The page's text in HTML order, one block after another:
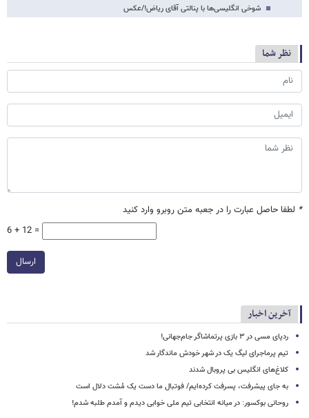
شوخی انگلیسی‌ها با پنالتی آقای ریاض!/عکس
نظر شما
* لطفا حاصل عبارت را در جعبه متن روبرو وارد کنید
6 + 12 =
ارسال
آخرین اخبار
ردپای مسی در ۳ بازی پرتماشاگر جام‌جهانی!
تیم پرماجرای لیگ یک در شهر خودش ماندگار شد
کلاغ‌های انگلیس بی پروبال شدند
به جای پیشرفت، پسرفت کرده‌ایم/ فوتبال ما دست یک مُشت دلال است
روحانی بوکسور: در میانه انتخابی تیم ملی خوابی دیدم و آمدم طلبه شدم!